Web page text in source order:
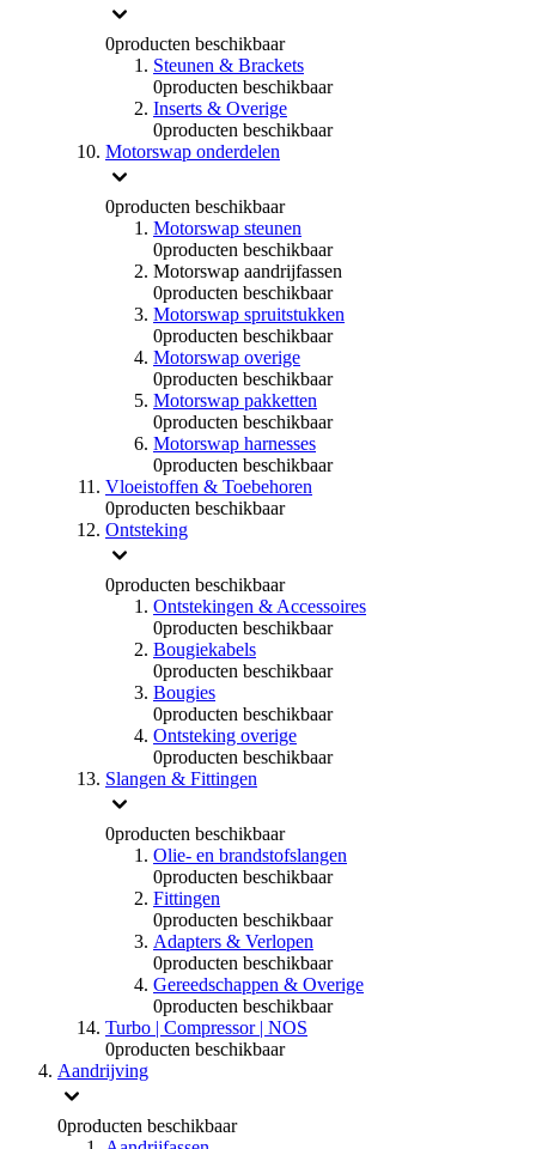
0producten beschikbaar
Steunen & Brackets
0producten beschikbaar
Inserts & Overige
0producten beschikbaar
Motorswap onderdelen
0producten beschikbaar
Motorswap steunen
0producten beschikbaar
Motorswap aandrijfassen
0producten beschikbaar
Motorswap spruitstukken
0producten beschikbaar
Motorswap overige
0producten beschikbaar
Motorswap pakketten
0producten beschikbaar
Motorswap harnesses
0producten beschikbaar
Vloeistoffen & Toebehoren
0producten beschikbaar
Ontsteking
0producten beschikbaar
Ontstekingen & Accessoires
0producten beschikbaar
Bougiekabels
0producten beschikbaar
Bougies
0producten beschikbaar
Ontsteking overige
0producten beschikbaar
Slangen & Fittingen
0producten beschikbaar
Olie- en brandstofslangen
0producten beschikbaar
Fittingen
0producten beschikbaar
Adapters & Verlopen
0producten beschikbaar
Gereedschappen & Overige
0producten beschikbaar
Turbo | Compressor | NOS
0producten beschikbaar
Aandrijving
0producten beschikbaar